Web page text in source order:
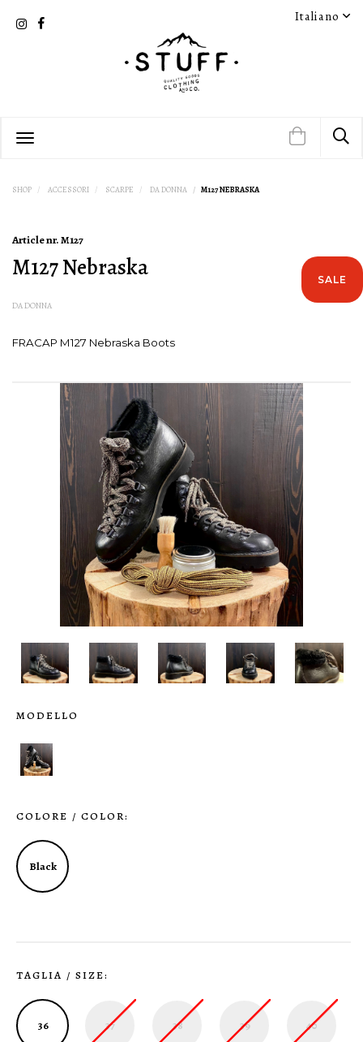
Italiano
SHOP ACCESSORI SCARPE DA DONNA M127 NEBRASKA
Article nr.M127
M127 Nebraska
DA DONNA
FRACAP M127 Nebraska Boots
SALE
MODELLO
COLORE / COLOR:
Black
TAGLIA / SIZE:
36 37 38 39 40